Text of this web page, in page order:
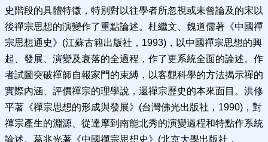
史階段的具體特徵，特別對以往學者所忽視或未曾論及的宋以
後禪宗思想的演變作了重點論述。杜繼文、魏道儒著《中國禪
宗思想通史》(江蘇古籍出版社，1993)，以中國禪宗思想的興
起、發展、演變及衰落的全過程，作了更系統全面的論述。作
者試圖突破禪師自報家門的束縛，以客觀科學的方法揭示禪的
實際內涵、評價禪宗的理學說，還禪宗歷史的本來面目。洪修
平著《禪宗思想的形成與發展》(台灣佛光出版社，1990)，對
禪宗產生的淵源、從達摩到南能北秀的演變過程和特點作系統
論述。葛兆光著《中國禪宗思想史》(北京大學出版社，